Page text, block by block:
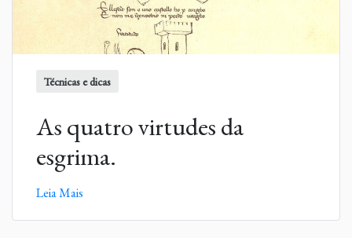
Técnicas e dicas
As quatro virtudes da
esgrima.
Leia Mais